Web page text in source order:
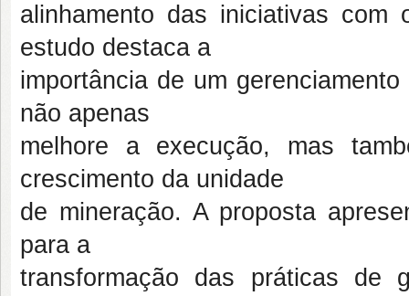
alinhamento das iniciativas com
estudo destaca a
importância de um
não apenas
melhore a execução, mas
crescimento da unidade
de mineração. A proposta
para a
transformação das práticas de